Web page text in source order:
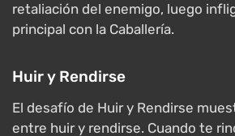
retaliación del enemigo, luego
principal con la Caballería.
Huir y Rendirse
El desafío de Huir y Rendirse
entre huir y rendirse. Cuando te